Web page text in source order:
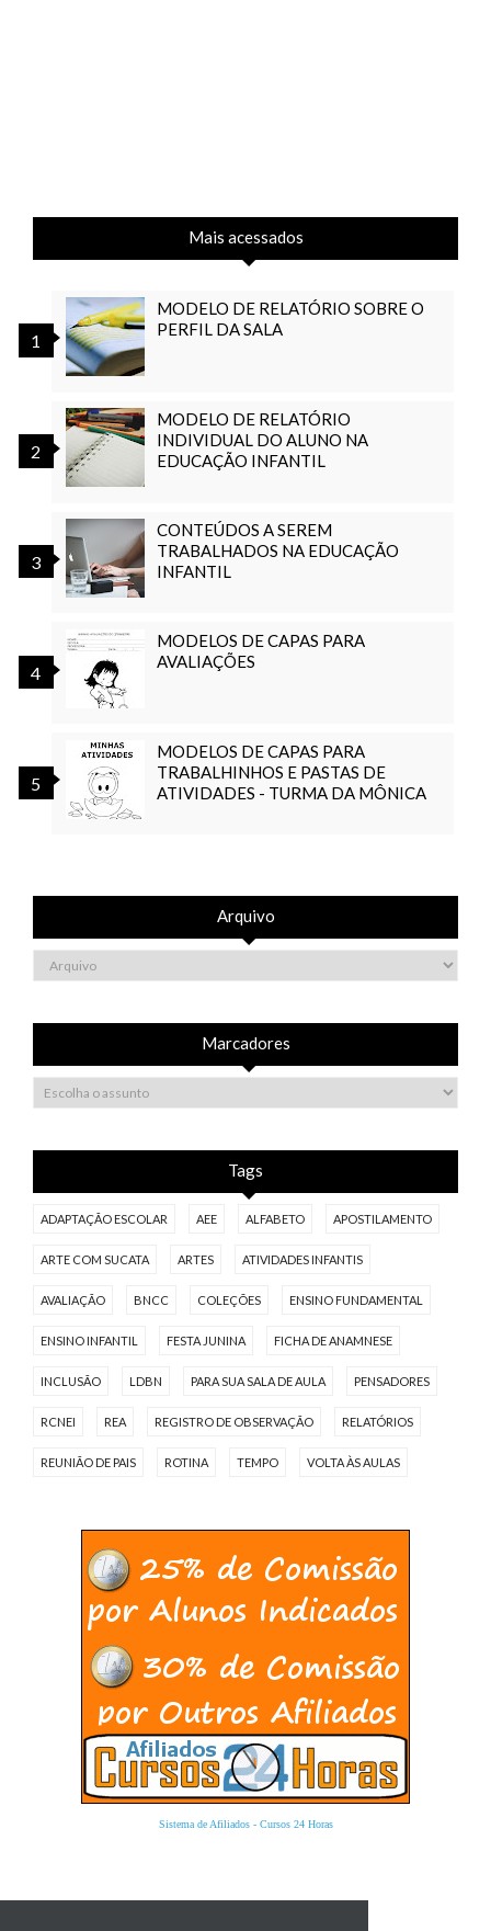
Mais acessados
MODELO DE RELATÓRIO SOBRE O
PERFIL DA SALA
MODELO DE RELATÓRIO
INDIVIDUAL DO ALUNO NA
EDUCAÇÃO INFANTIL
CONTEÚDOS A SEREM
TRABALHADOS NA EDUCAÇÃO
INFANTIL
MODELOS DE CAPAS PARA
AVALIAÇÕES
MODELOS DE CAPAS PARA
TRABALHINHOS E PASTAS DE
ATIVIDADES - TURMA DA MÔNICA
Arquivo
Marcadores
Tags
ADAPTAÇÃO ESCOLAR AEE ALFABETO APOSTILAMENTO
ARTE COM SUCATA ARTES ATIVIDADES INFANTIS
AVALIAÇÃO BNCC COLEÇÕES ENSINO FUNDAMENTAL
ENSINO INFANTIL FESTA JUNINA FICHA DE ANAMNESE
INCLUSÃO LDBN PARA SUA SALA DE AULA PENSADORES
RCNEI REA REGISTRO DE OBSERVAÇÃO RELATÓRIOS
REUNIÃO DE PAIS ROTINA TEMPO VOLTA ÀS AULAS
Sistema de Afiliados- Cursos 24 Horas